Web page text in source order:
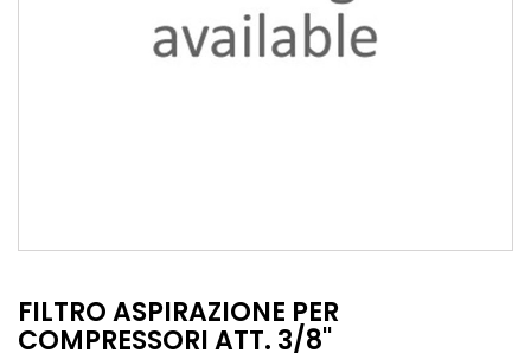
FILTRO ASPIRAZIONE PER
COMPRESSORI ATT. 3/8''